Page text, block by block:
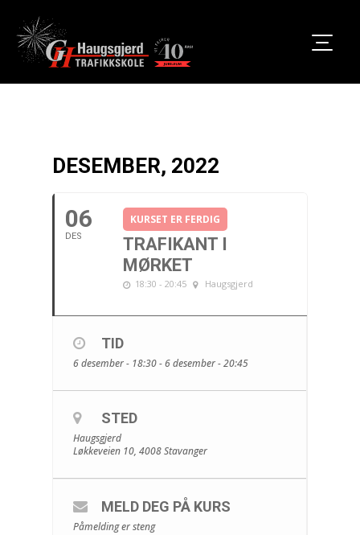
DESEMBER, 2022
06
DES
KURSET ER FERDIG
TRAFIKANT I
MØRKET
18:30 - 20:45 Haugsgjerd
TID
6 desember - 18:30 - 6 desember - 20:45
STED
Haugsgjerd
Løkkeveien 10, 4008 Stavanger
MELD DEG PÅ KURS
Påmelding er steng